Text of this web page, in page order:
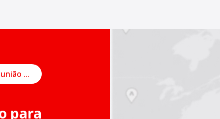
Agendar uma reunião on-line
para